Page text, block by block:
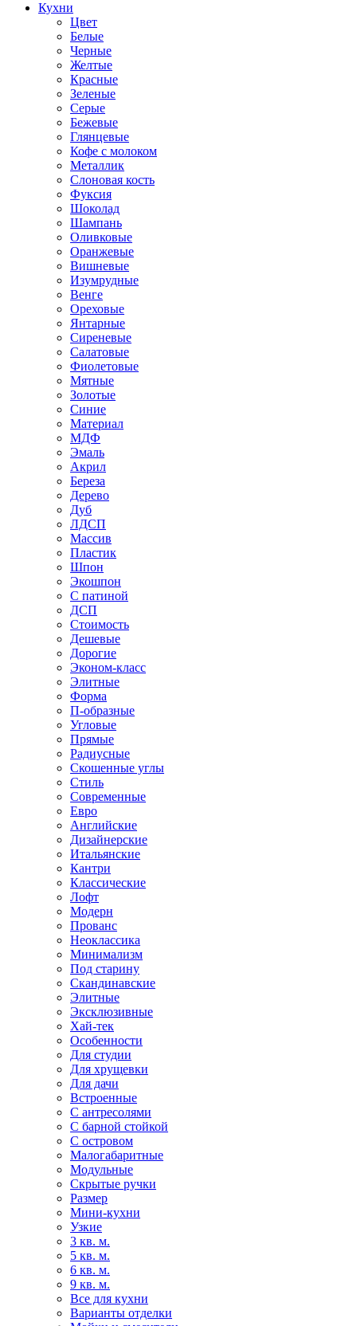
Кухни
Цвет
Белые
Черные
Желтые
Красные
Зеленые
Серые
Бежевые
Глянцевые
Кофе с молоком
Металлик
Слоновая кость
Фуксия
Шоколад
Шампань
Оливковые
Оранжевые
Вишневые
Изумрудные
Венге
Ореховые
Янтарные
Сиреневые
Салатовые
Фиолетовые
Мятные
Золотые
Синие
Материал
МДФ
Эмаль
Акрил
Береза
Дерево
Дуб
ЛДСП
Массив
Пластик
Шпон
Экошпон
С патиной
ДСП
Стоимость
Дешевые
Дорогие
Эконом-класс
Элитные
Форма
П-образные
Угловые
Прямые
Радиусные
Скошенные углы
Стиль
Современные
Евро
Английские
Дизайнерские
Итальянские
Кантри
Классические
Лофт
Модерн
Прованс
Неоклассика
Минимализм
Под старину
Скандинавские
Элитные
Эксклюзивные
Хай-тек
Особенности
Для студии
Для хрущевки
Для дачи
Встроенные
С антресолями
С барной стойкой
С островом
Малогабаритные
Модульные
Скрытые ручки
Размер
Мини-кухни
Узкие
3 кв. м.
5 кв. м.
6 кв. м.
9 кв. м.
Все для кухни
Варианты отделки